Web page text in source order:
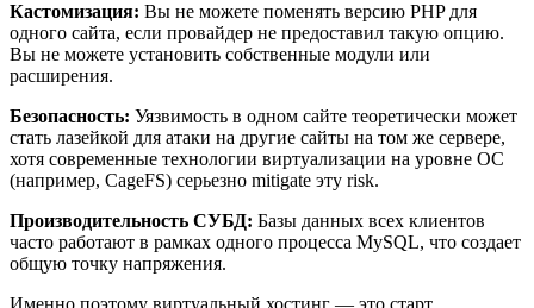
Кастомизация: Вы не можете поменять версию PHP для
одного сайта, если провайдер не предоставил такую опцию.
Вы не можете установить собственные модули или
расширения.
Безопасность: Уязвимость в одном сайте теоретически может
стать лазейкой для атаки на другие сайты на том же сервере,
хотя современные технологии виртуализации на уровне ОС
(например, CageFS) серьезно mitigate эту risk.
Производительность СУБД: Базы данных всех клиентов
часто работают в рамках одного процесса MySQL, что создает
общую точку напряжения.